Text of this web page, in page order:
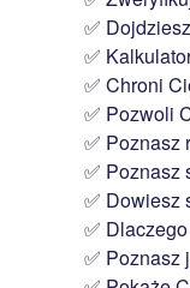
✅
✅
✅ Chroni
✅ Pozwoli
✅ Poznasz
✅ Poznasz
✅ Dowiesz
✅
✅ Poznasz